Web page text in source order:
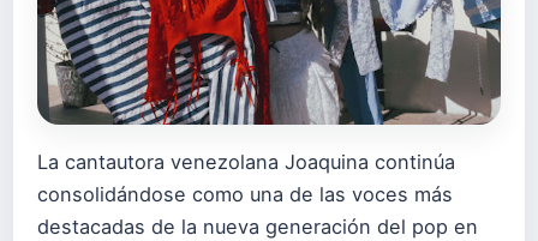
La cantautora venezolana Joaquina continúa
consolidándose como una de las voces más
destacadas de la nueva generación del pop en